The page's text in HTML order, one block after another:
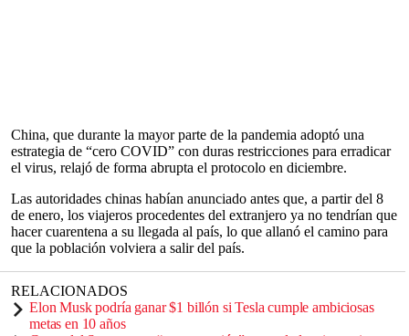
China, que durante la mayor parte de la pandemia adoptó una
estrategia de “cero COVID” con duras restricciones para erradicar
el virus, relajó de forma abrupta el protocolo en diciembre.
Las autoridades chinas habían anunciado antes que, a partir del 8
de enero, los viajeros procedentes del extranjero ya no tendrían que
hacer cuarentena a su llegada al país, lo que allanó el camino para
que la población volviera a salir del país.
RELACIONADOS
Elon Musk podría ganar $1 billón si Tesla cumple ambiciosas
metas en 10 años